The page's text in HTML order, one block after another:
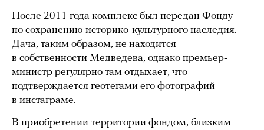
После 2011 года комплекс был передан Фонду
по сохранению историко-культурного наследия.
Дача, таким образом, не находится
в собственности Медведева, однако премьер-
министр регулярно там отдыхает, что
подтверждается геотегами его фотографий
в инстаграме.
В приобретении территории фондом, близким